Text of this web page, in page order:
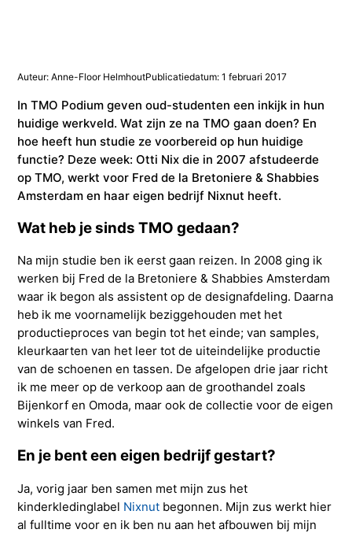
INretail Entrepreneur Award
Studiefinanciering
Algemene voorwaarden
Op kamers in Doorn
Studentenvereniging
Doorstromen van MBO naar HBO
DevelopmentLAB
Contactpersonen
Studieadvisering
Algemene voorwaarden
Op kamers in Doorn
Studentenvereniging
Doorstromen van MBO naar HBO | Ad
Let’s stay in touch
Vacatures in fashion
Werken bij TMO
Stagebedrijven
Samenwerkingspartners
Contact
Mijn TMO
Auteur: Anne-Floor HelmhoutPublicatiedatum: 1 februari 2017
In TMO Podium geven oud-studenten een inkijk in hun
huidige werkveld. Wat zijn ze na TMO gaan doen? En
hoe heeft hun studie ze voorbereid op hun huidige
functie? Deze week: Otti Nix die in 2007 afstudeerde
op TMO, werkt voor Fred de la Bretoniere & Shabbies
Amsterdam en haar eigen bedrijf Nixnut heeft.
Wat heb je sinds TMO gedaan?
Na mijn studie ben ik eerst gaan reizen. In 2008 ging ik
werken bij Fred de la Bretoniere & Shabbies Amsterdam
waar ik begon als assistent op de designafdeling. Daarna
heb ik me voornamelijk beziggehouden met het
productieproces van begin tot het einde; van samples,
kleurkaarten van het leer tot de uiteindelijke productie
van de schoenen en tassen. De afgelopen drie jaar richt
ik me meer op de verkoop aan de groothandel zoals
Bijenkorf en Omoda, maar ook de collectie voor de eigen
winkels van Fred.
En je bent een eigen bedrijf gestart?
Ja, vorig jaar ben samen met mijn zus het
kinderkledinglabel Nixnut begonnen. Mijn zus werkt hier
al fulltime voor en ik ben nu aan het afbouwen bij mijn